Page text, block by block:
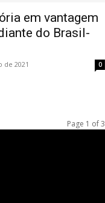
em vantagem
do Brasil-
de 2021 0
Page 1 of 3